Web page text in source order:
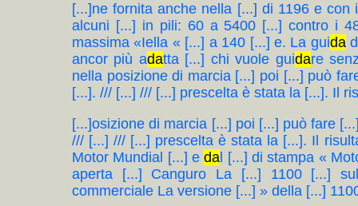
[...]ne fornita anche nella [...] di 1196 e
alcuni [...] in pili: 60 a 5400 [...] contro i
massima «Iella « [...] a 140 [...] e. La guida
ancor più adatta [...] chi vuole guidare
nella posizione di marcia [...] poi [...] può
[...]. /// [...] /// [...] prescelta è stata la [...]. Il
[...]osizione di marcia [...] poi [...] può fare
/// [...] /// [...] prescelta è stata la [...]. Il
Motor Mundial [...] eda l [...] di stampa «
aperta [...] Canguro La [...] 1100 [...]
commerciale La versione [...] » della [...]